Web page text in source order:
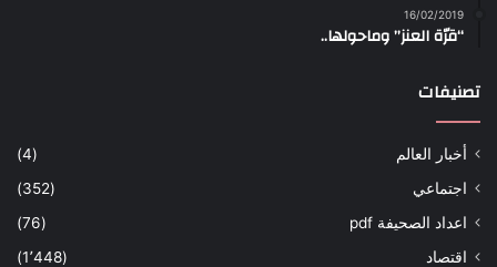
16/02/2019
“قرّة العنز” وماحولها..
تصنيفات
أخبار العالم
(4)
اجتماعي
(352)
اعداد الصحيفة pdf
(76)
اقتصاد
(1٬448)